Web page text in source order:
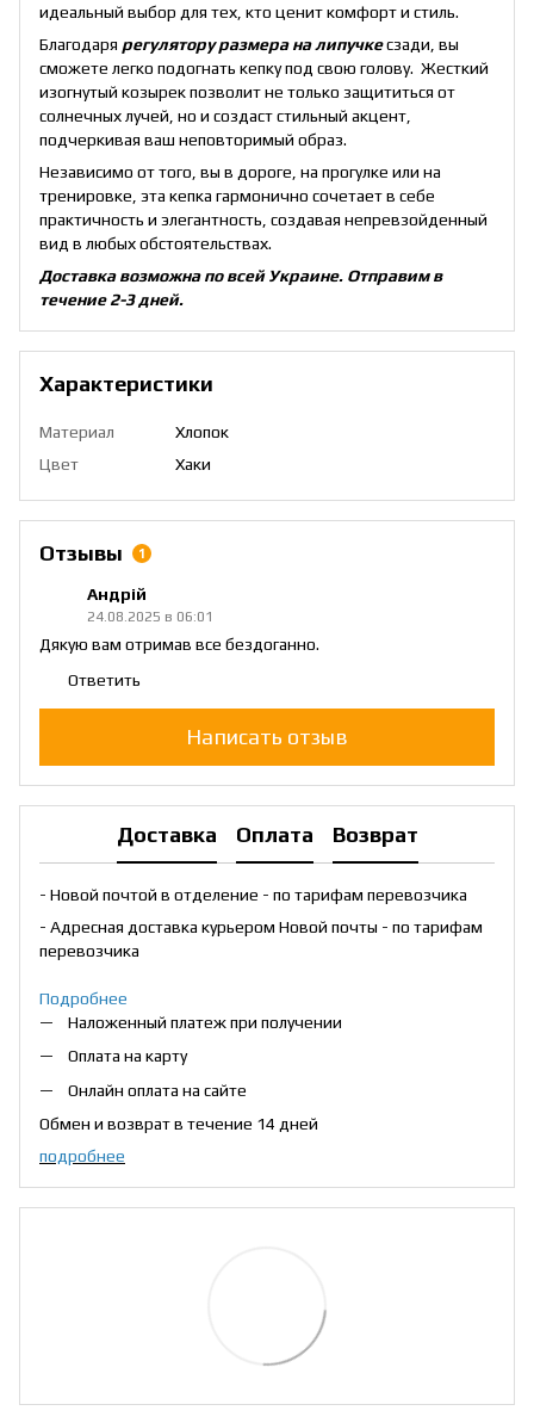
идеальный выбор для тех, кто ценит комфорт и стиль.
Благодаря регулятору размера на липучкесзади, вы
сможете легко подогнать кепку под свою голову. Жесткий
изогнутый козырек позволит не только защититься от
солнечных лучей, но и создаст стильный акцент,
подчеркивая ваш неповторимый образ.
Независимо от того, вы в дороге, на прогулке или на
тренировке, эта кепка гармонично сочетает в себе
практичность и элегантность, создавая непревзойденный
вид в любых обстоятельствах.
Доставка возможна по всей Украине. Отправим в
течение 2-3 дней.
Характеристики
Материал
Хлопок
Цвет
Хаки
Отзывы 1
Андрій
24.08.2025 в 06:01
Дякую вам отримав все бездоганно.
Ответить
Написать отзыв
Доставка Оплата Возврат
- Новой почтой в отделение - по тарифам перевозчика
- Адресная доставка курьером Новой почты - по тарифам
перевозчика
Подробнее
Наложенный платеж при получении
Оплата на карту
Онлайн оплата на сайте
Обмен и возврат в течение 14 дней
подробнее